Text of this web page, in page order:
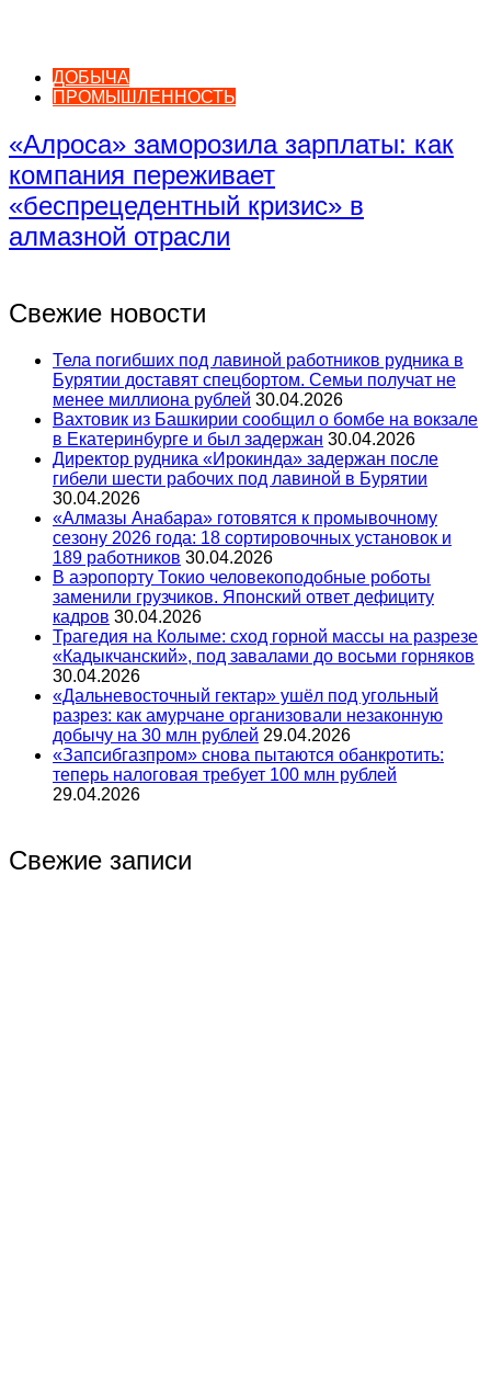
ДОБЫЧА
ПРОМЫШЛЕННОСТЬ
«Алроса» заморозила зарплаты: как
компания переживает
«беспрецедентный кризис» в
алмазной отрасли
Свежие новости
Тела погибших под лавиной работников рудника в
Бурятии доставят спецбортом. Семьи получат не
менее миллиона рублей 30.04.2026
Вахтовик из Башкирии сообщил о бомбе на вокзале
в Екатеринбурге и был задержан 30.04.2026
Директор рудника «Ирокинда» задержан после
гибели шести рабочих под лавиной в Бурятии
30.04.2026
«Алмазы Анабара» готовятся к промывочному
сезону 2026 года: 18 сортировочных установок и
189 работников 30.04.2026
В аэропорту Токио человекоподобные роботы
заменили грузчиков. Японский ответ дефициту
кадров 30.04.2026
Трагедия на Колыме: сход горной массы на разрезе
«Кадыкчанский», под завалами до восьми горняков
30.04.2026
«Дальневосточный гектар» ушёл под угольный
разрез: как амурчане организовали незаконную
добычу на 30 млн рублей 29.04.2026
«Запсибгазпром» снова пытаются обанкротить:
теперь налоговая требует 100 млн рублей
29.04.2026
Свежие записи